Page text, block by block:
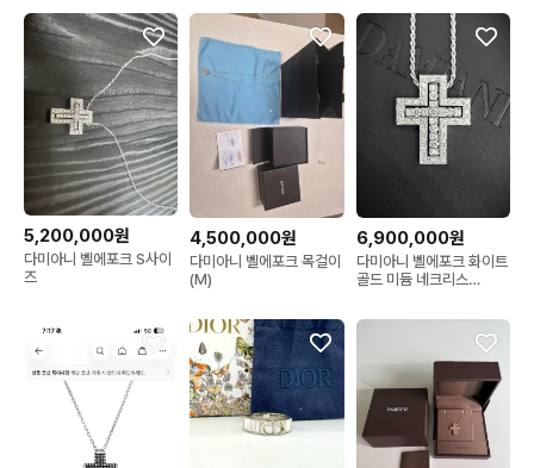
5,200,000원
다미아니 벨에포크 S사이
즈
4,500,000원
다미아니 벨에포크 목걸이
(M)
6,900,000원
다미아니 벨에포크 화이트
골드 미듐 네크리스